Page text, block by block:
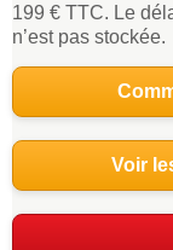
199 € TTC. Le
n’est pas stockée.
Voir